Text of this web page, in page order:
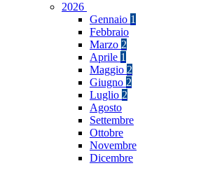
2026
Gennaio 1
Febbraio
Marzo 2
Aprile 1
Maggio 2
Giugno 2
Luglio 2
Agosto
Settembre
Ottobre
Novembre
Dicembre